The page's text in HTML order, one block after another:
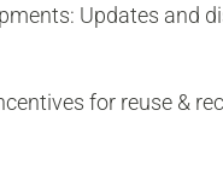
Updates and
for reuse &